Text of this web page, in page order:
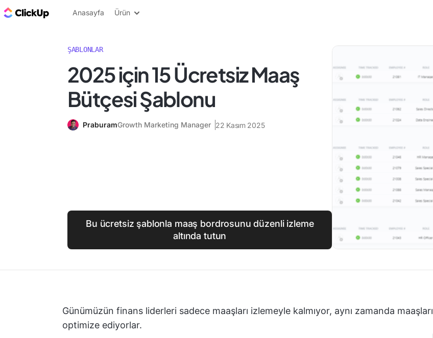
ClickUp Blog
Anasayfa Ürün
ŞABLONLAR
2025 için 15 Ücretsiz Maaş
Bütçesi Şablonu
PraburamGrowth Marketing Manager 22 Kasım 2025
Bu ücretsiz şablonla maaş bordrosunu düzenli izleme
altında tutun
Günümüzün finans liderleri sadece maaşları izlemeyle kalmıyor, aynı zamanda maaşları
optimize ediyorlar.